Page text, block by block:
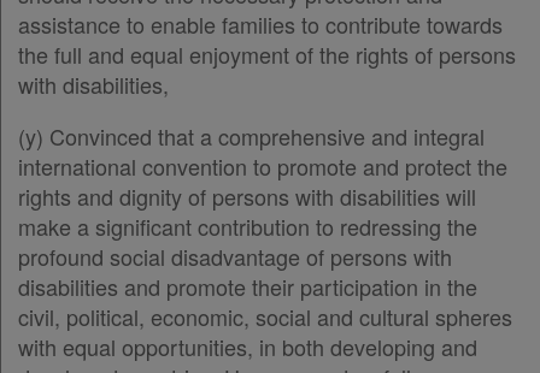
Ομαδικά
πακέτα
Παροχές
σε
συνδρομητές
Ενεργοί
assistance to enable families to contribute towards
the full and equal enjoyment of the rights of persons
with disabilities,
(y) Convinced that a comprehensive and integral
international convention to promote and protect the
rights and dignity of persons with disabilities will
make a significant contribution to redressing the
profound social disadvantage of persons with
disabilities and promote their participation in the
civil, political, economic, social and cultural spheres
with equal opportunities, in both developing and